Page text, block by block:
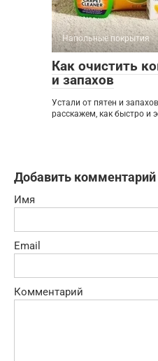
Напольные покрытия
Как очистить
и запахов
Устали от пятен и
расскажем, как быстро и
Добавить комментарий
Имя
Email
Комментарий